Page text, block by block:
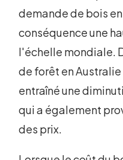
demande de bois
conséquence une
l'échelle mondiale.
de forêt en
entraîné une
qui a également
des prix.